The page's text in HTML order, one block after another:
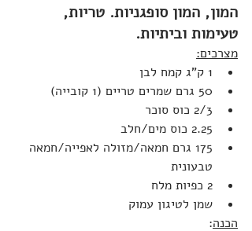
המון, המון סופגניות. טריות,
טעימות וביתיות.
מצרכים:
1 ק"ג קמח לבן
50 גרם שמרים טריים (1 קובייה)
2/3 כוס סוכר
2.25 כוס מים/חלב
175 גרם חמאה/מזולה לאפייה/חמאה
טבעונית
2 כפיות מלח
שמן לטיגון עמוק
הכנה: